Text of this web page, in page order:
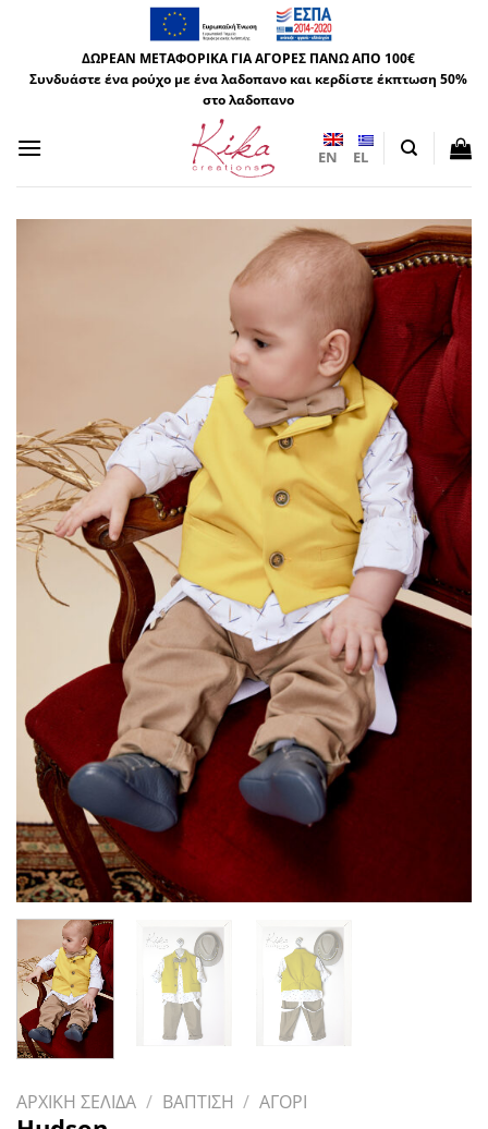
περιεχόμενοΔΩΡΕΑΝ ΜΕΤΑΦΟΡΙΚΑ ΓΙΑ ΑΓΟΡΕΣ ΠΑΝΩ ΑΠΟ 100€
Συνδυάστε ένα ρούχο με ένα λαδοπανο και κερδίστε έκπτωση 50%
στο λαδοπανο
EN EL
ΑΡΧΙΚΗ ΣΕΛΙΔΑ / ΒΑΠΤΙΣΗ / ΑΓΟΡΙ